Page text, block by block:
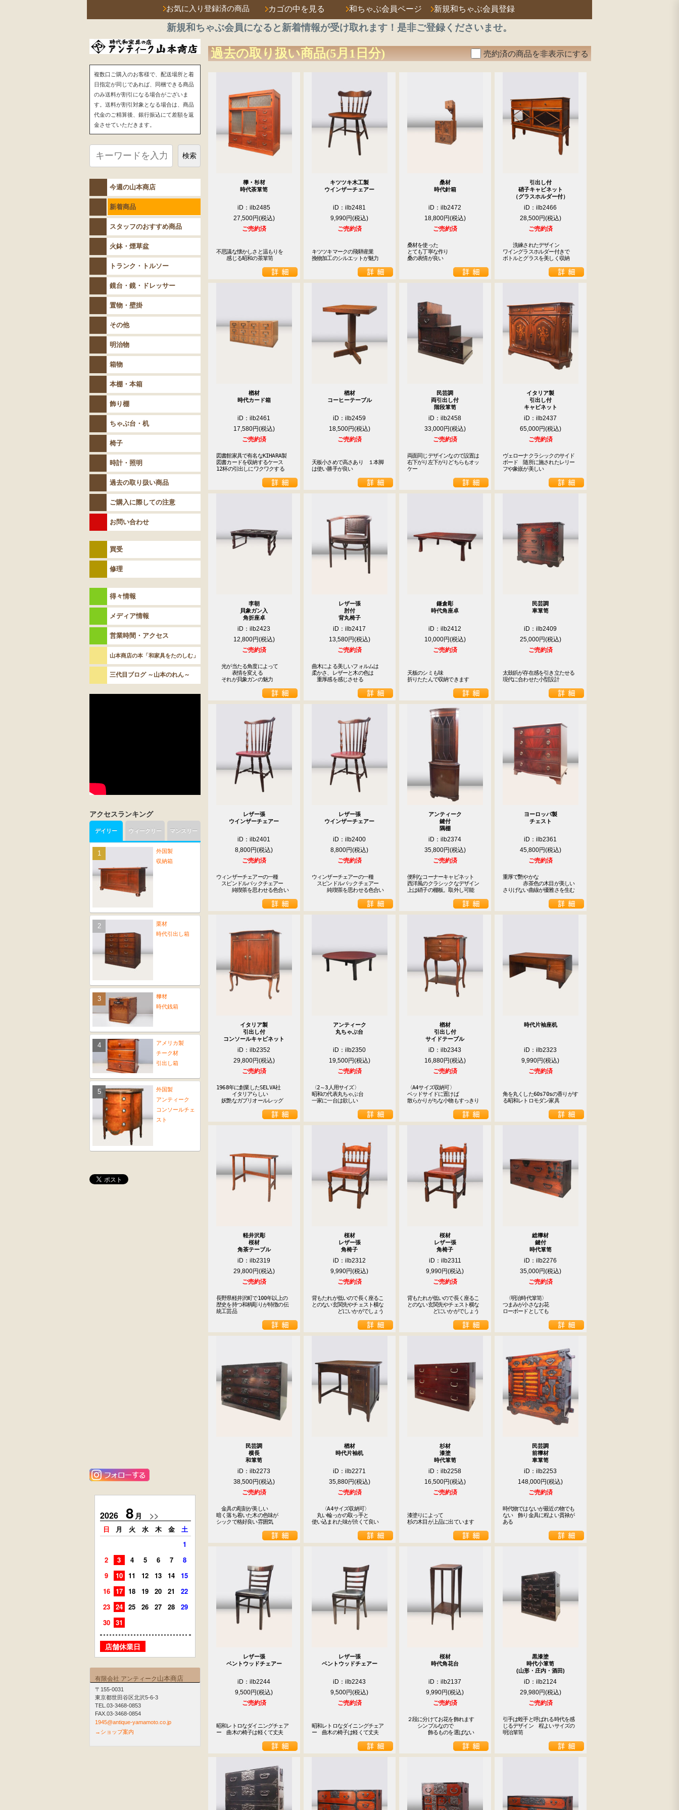
お気に入り登録済の商品 カゴの中を見る 和ちゃぶ会員ページ 新規和ちゃぶ会員登録
新規和ちゃぶ会員になると新着情報が受け取れます！是非ご登録くださいませ。
過去の取り扱い商品(5月1日分) 売約済の商品を非表示にする
﨔・杉材
時代茶箪笥
iD：ilb2485
27,500円
ご売約済
不思議な懐かしさと温もりを
感じる昭和の茶箪笥
キツツキ木工製
ウインザーチェアー
iD：ilb2481
9,990円
ご売約済
キツツキマークの飛騨産業
挽物加工のシルエットが魅力
桑材
時代針箱
iD：ilb2472
18,800円
ご売約済
桑材を使った
とても丁寧な作り
桑の表情が良い
引出し付
硝子キャビネット
（グラスホルダー付）
iD：ilb2466
28,500円
ご売約済
洗練されたデザイン
ワイングラスホルダー付きで
ボトルとグラスを美しく収納
楢材
時代カード箱
iD：ilb2461
17,580円
ご売約済
図書館家具で有名なKIHARA製
図書カードを収納するケース
12杯の引出しにワクワクする
楢材
コーヒーテーブル
iD：ilb2459
18,500円
ご売約済
天板小さめで高さあり　１本脚
は使い勝手が良い
民芸調
両引出し付
階段箪笥
iD：ilb2458
33,000円
ご売約済
両面同じデザインなので設置は
右下がり左下がりどちらもオッ
ケー
イタリア製
引出し付
キャビネット
iD：ilb2437
65,000円
ご売約済
ヴェローナクラシックのサイド
ボード　随所に施されたレリー
フや象嵌が美しい
李朝
貝象ガン入
角折座卓
iD：ilb2423
12,800円
ご売約済
光が当たる角度によって
表情を変える
それが貝象ガンの魅力
レザー張
肘付
背丸椅子
iD：ilb2417
13,580円
ご売約済
曲木による美しいフォルムは
柔かさ、レザーと木の色は
重厚感を感じさせる
鎌倉彫
時代角座卓
iD：ilb2412
10,000円
ご売約済
天板のシミも味
折りたたんで収納できます
民芸調
車箪笥
iD：ilb2409
25,000円
ご売約済
太鼓鋲が存在感を引き立たせる
現代に合わせた小型設計
レザー張
ウインザーチェアー
iD：ilb2401
8,800円
ご売約済
ウィンザーチェアーの一種
スピンドルバックチェアー
純喫茶を思わせる色合い
レザー張
ウインザーチェアー
iD：ilb2400
8,800円
ご売約済
ウィンザーチェアーの一種
スピンドルバックチェアー
純喫茶を思わせる色合い
アンティーク
鍵付
隅棚
iD：ilb2374
35,800円
ご売約済
便利なコーナーキャビネット
西洋風のクラシックなデザイン
上は硝子の棚板。取外し可能
ヨーロッパ製
チェスト
iD：ilb2361
45,800円
ご売約済
重厚で艷やかな
赤茶色の木目が美しい
さりげない曲線が優雅さを生む
イタリア製
引出し付
コンソールキャビネット
iD：ilb2352
29,800円
ご売約済
1968年に創業したSELVA社
イタリアらしい
妖艶なガブリオールレッグ
アンティーク
丸ちゃぶ台
iD：ilb2350
19,500円
ご売約済
〈2～3人用サイズ〉
昭和の代表丸ちゃぶ台
一家に一台は欲しい
楢材
引出し付
サイドテーブル
iD：ilb2343
16,880円
ご売約済
〈A4サイズ収納可〉
ベッドサイドに置けば
散らかりがちな小物もすっきり
時代片袖座机
iD：ilb2323
9,990円
ご売約済
角を丸くした60s70sの香りがす
る昭和レトロモダン家具
軽井沢彫
桜材
角茶テーブル
iD：ilb2319
29,800円
ご売約済
長野県軽井沢町で100年以上の
歴史を持つ和柄彫りが特徴の伝
統工芸品
桜材
レザー張
角椅子
iD：ilb2312
9,990円
ご売約済
背もたれが低いので長く座るこ
とのない玄関先やチェスト横な
どにいかがでしょう
桜材
レザー張
角椅子
iD：ilb2311
9,990円
ご売約済
背もたれが低いので長く座るこ
とのない玄関先やチェスト横な
どにいかがでしょう
総﨔材
鍵付
時代箪笥
iD：ilb2276
35,000円
ご売約済
つまみが小さなお花
ローボードとしても
民芸調
横長
和箪笥
iD：ilb2273
38,500円
ご売約済
金具の彫刻が美しい
暗く落ち着いた木の色味が
シックで格好良い雰囲気
楢材
時代片袖机
iD：ilb2271
35,880円
ご売約済
〈A4サイズ収納可〉
丸い輪っかの取っ手と
使い込まれた味が渋くて良い
杉材
漆塗
時代箪笥
iD：ilb2258
16,500円
ご売約済
漆塗りによって
杉の木目が上品に出ています
民芸調
前﨔材
車箪笥
iD：ilb2253
148,000円
ご売約済
時代物ではないが最近の物でも
ない　飾り金具に程よい貫禄が
ある
レザー張
ベントウッドチェアー
iD：ilb2244
9,500円
ご売約済
昭和レトロなダイニングチェア
ー　曲木の椅子は軽くて丈夫
レザー張
ベントウッドチェアー
iD：ilb2243
9,500円
ご売約済
昭和レトロなダイニングチェア
ー　曲木の椅子は軽くて丈夫
桜材
時代角花台
iD：ilb2137
9,990円
ご売約済
２段に分けてお花を飾れます
シンプルなので
飾るものを選ばない
黒漆塗
時代小箪笥
(山形・庄内・酒田)
iD：ilb2124
29,980円
ご売約済
引手は蛭手と呼ばれる時代を感
じるデザイン　程よいサイズの
明治箪笥
複数口ご購入のお客様で、配送場所と着
日指定が同じであれば、同梱できる商品
のみ送料が割引になる場合がございま
す。送料が割引対象となる場合は、商品
代金のご精算後、銀行振込にて差額を返
金させていただきます。
検索
今週の山本商店
新着商品
スタッフのおすすめ商品
火鉢・煙草盆
トランク・トルソー
鏡台・鏡・ドレッサー
置物・壁掛
その他
明治物
箱物
本棚・本箱
飾り棚
ちゃぶ台・机
椅子
時計・照明
過去の取り扱い商品
ご購入に際しての注意
お問い合わせ
買受
修理
得々情報
メディア情報
営業時間・アクセス
山本商店の本「和家具をたのしむ」
三代目ブログ ～山本のれん～
アクセスランキング
デイリー
外国製
収納箱
栗材
時代引出し箱
﨔材
時代銭箱
アメリカ製
チーク材
引出し箱
外国製
アンティーク
コンソールチェ
スト
ウィークリー マンスリー
2026 8 月 >>
日 月 火 水 木 金
土
1
2
3 4 5 6 7
8
9
10 11 12 13 14
15
16
17 18 19 20 21
22
23
24 25 26 27 28
29
30
31
店舗休業日
2026 9月 <<
金
土
1
2 3 4
5
16 17 18
22 23 24 25
28 29 30
有限会社 アンティーク 山本商店
〒155-0031
東京都世田谷区北沢5-6-3
TEL.03-3468-0853
FAX.03-3468-0854
1945@antique-yamamoto.co.jp
→ショップ案内